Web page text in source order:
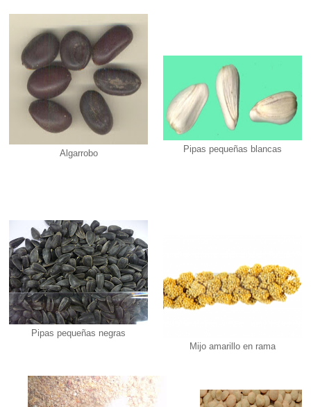
Algarrobo Pipas pequeñas blancas
Pipas pequeñas negras
Mijo amarillo en rama